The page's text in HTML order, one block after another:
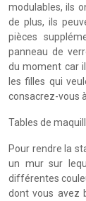
modulables, ils
de plus, ils
pièces
panneau de
du moment car
les filles qui
consacrez-vous
Tables de
Pour rendre la
un mur sur
différentes
dont vous avez